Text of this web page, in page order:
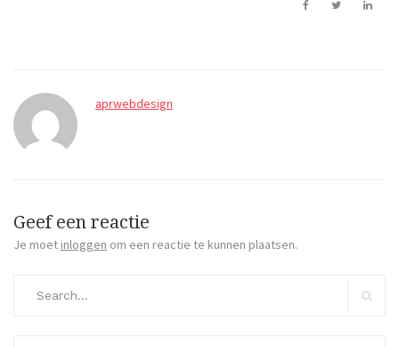
aprwebdesign
Geef een reactie
Je moet inloggen om een reactie te kunnen plaatsen.